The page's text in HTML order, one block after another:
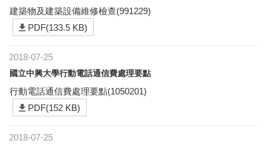
建築物及建築設備維修檢查(991229)
PDF(133.5 KB)
2018-07-25
國立中興大學行動電話通信費處理要點
行動電話通信費處理要點(1050201)
PDF(152 KB)
2018-07-25